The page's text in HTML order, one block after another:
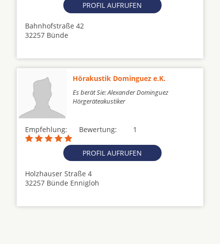
PROFIL AUFRUFEN
Bahnhofstraße 42
32257 Bünde
Hörakustik Dominguez e.K.
Es berät Sie: Alexander Dominguez
Hörgeräteakustiker
Empfehlung: 1
Bewertung:
PROFIL AUFRUFEN
Holzhauser Straße 4
32257 Bünde Ennigloh